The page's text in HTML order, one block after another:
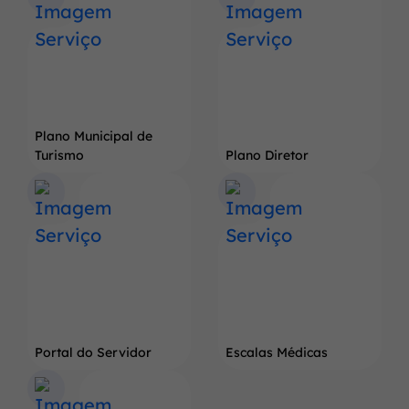
do
Pé
Gigante
Plano Municipal de
Turismo
Plano Diretor
Portal do Servidor Escalas Médicas